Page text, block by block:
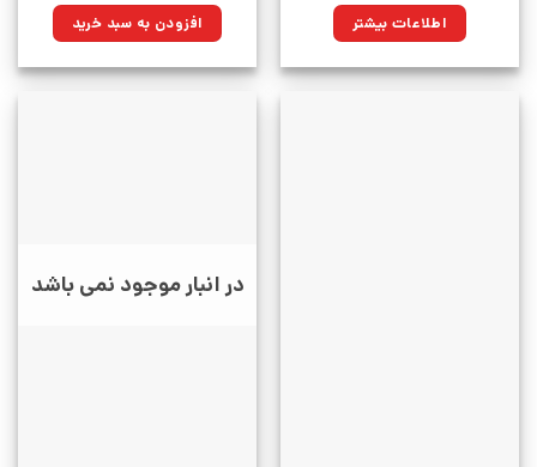
اطلاعات بیشتر ۱,۳۰۰,۰۰۰تومان
بود.
۹۲۹,۵۰۰تومان.افزودن به سبد خرید
در انبار موجود نمی باشد